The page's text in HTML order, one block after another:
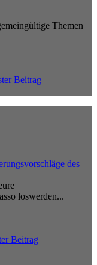
Themen
Beitrag
des
loswerden...
Beitrag